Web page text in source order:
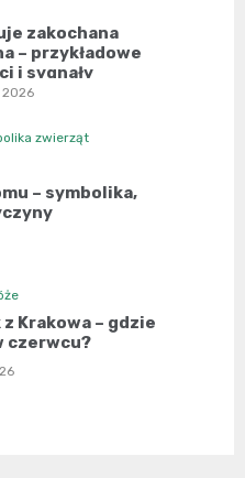
zakochana
– przykładowe
i sygnały
2026
zwierząt
– symbolika,
Krakowa – gdzie
czerwcu?